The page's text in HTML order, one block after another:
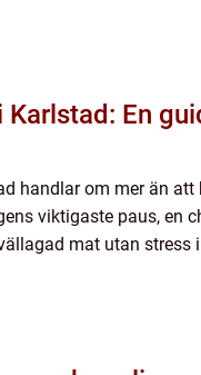
Karlstad: En
handlar om mer än
viktigaste paus, en
mat utan stress